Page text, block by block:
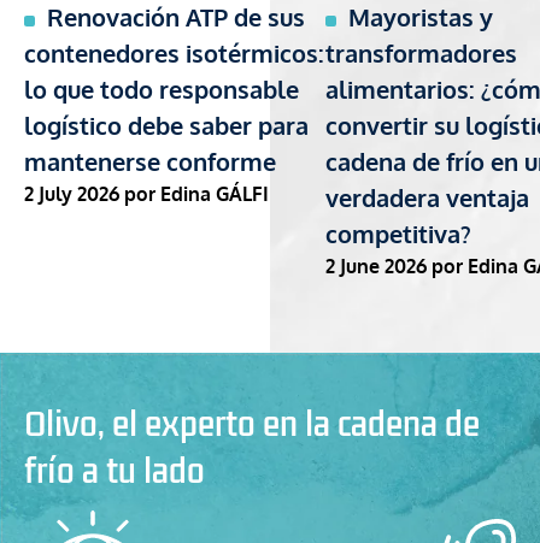
Renovación ATP de sus
contenedores isotérmicos:
lo que todo responsable
logístico debe saber para
mantenerse conforme
2 July 2026 por Edina GÁLFI
Mayoristas y
transformadores
alimentarios:
convertir su
cadena de frío en
verdadera ventaja
competitiva?
2 June 2026 por Edina
Olivo, el experto en la cadena de
frío a tu lado